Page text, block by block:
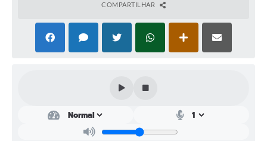
Perguntas Frequentes
COMPARTILHAR